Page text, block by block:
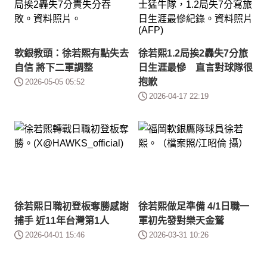
軟銀教頭：徐若熙有點失去
自信 將下二軍調整
2026-05-05 05:52
徐若熙1.2局挨2轟失7分旅
日生涯最慘 直言對球隊很
抱歉
2026-04-17 22:19
徐若熙日職初登板奪勝感謝
捕手 近11年台灣第1人
2026-04-01 15:46
徐若熙做足準備 4/1日職一
軍初先發對樂天金鷲
2026-03-31 10:26